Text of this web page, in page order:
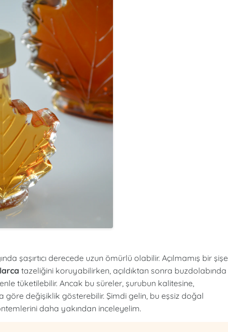
şaşırtıcı derecede uzun ömürlü olabilir. Açılmamış bir şişe,
tazeliğini koruyabilirken, açıldıktan sonra buzdolabında
tüketilebilir. Ancak bu süreler, şurubun kalitesine,
değişiklik gösterebilir. Şimdi gelin, bu eşsiz doğal
daha yakından inceleyelim.